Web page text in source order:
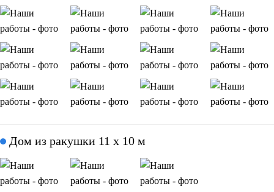
Дом из ракушки 11 х 10 м